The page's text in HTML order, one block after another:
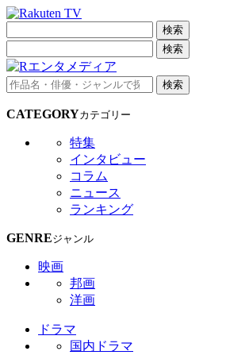
検索
検索
検索
CATEGORYカテゴリー
特集
インタビュー
コラム
ニュース
ランキング
GENREジャンル
映画
邦画
洋画
ドラマ
国内ドラマ